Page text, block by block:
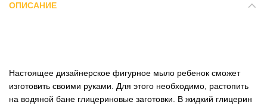
ОПИСАНИЕ
Настоящее дизайнерское фигурное мыло ребенок сможет
изготовить своими руками. Для этого необходимо, растопить
на водяной бане глицериновые заготовки. В жидкий глицерин